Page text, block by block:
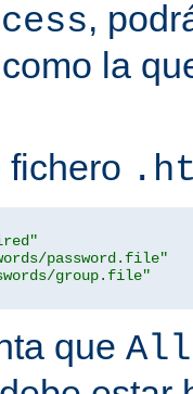
,
la
fichero
password.file"
group.file"
que